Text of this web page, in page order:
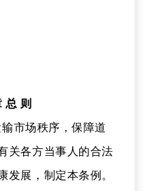
总 则
市场秩序，保障道
关各方当事人的合法
发展，制定本条例。